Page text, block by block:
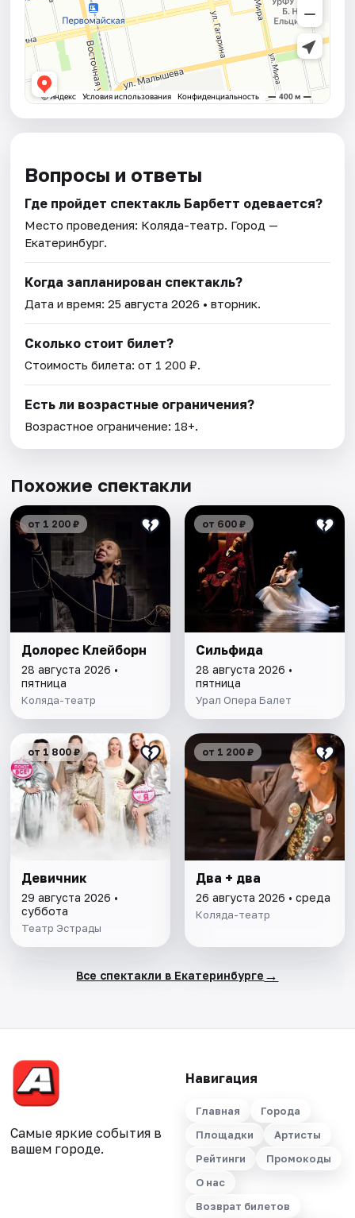
Вопросы и ответы
Где пройдет спектакль Барбетт одевается?
Место проведения: Коляда-театр. Город —
Екатеринбург.
Когда запланирован спектакль?
Дата и время:25 августа 2026 • вторник.
Сколько стоит билет?
Стоимость билета: от 1 200 ₽.
Есть ли возрастные ограничения?
Возрастное ограничение: 18+.
Похожие спектакли
от 1 200 ₽
Долорес Клейборн
28 августа 2026 •
пятница
Коляда-театр
от 600 ₽
Сильфида
28 августа 2026 •
пятница
Урал Опера Балет
от 1 800 ₽
Девичник
29 августа 2026 •
суббота
Театр Эстрады
от 1 200 ₽
Два + два
26 августа 2026 • среда
Коляда-театр
Все спектакли в Екатеринбурге →
Самые яркие события в
вашем городе.
Навигация
Главная
Города
Площадки
Артисты
Рейтинги
Промокоды
О нас
Возврат билетов